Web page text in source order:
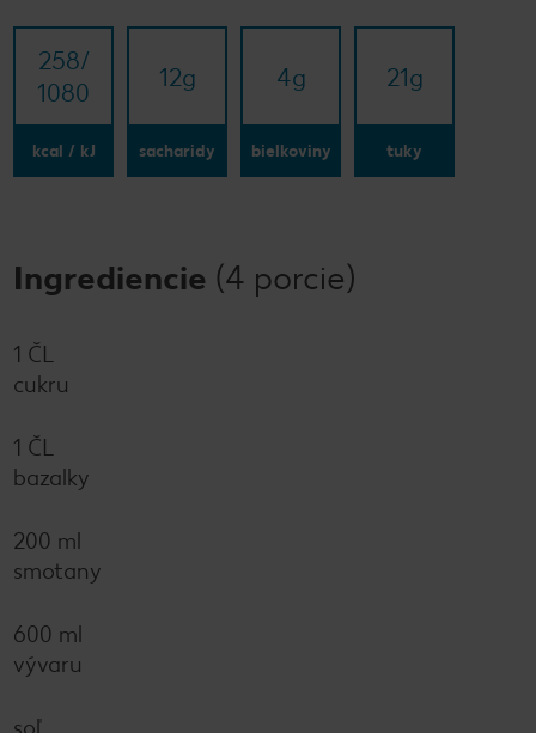
258/​
1080
kcal / kJ
12g
sacharidy
4g
bielkoviny
21g
tuky
Ingrediencie (4 porcie)
1 ČL
cukru
1 ČL
bazalky
200 ml
smotany
600 ml
vývaru
soľ